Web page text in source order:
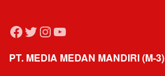
Facebook
Twitter
Instagram
YouTube
PT. MEDIA MEDAN MANDIRI (M-3)